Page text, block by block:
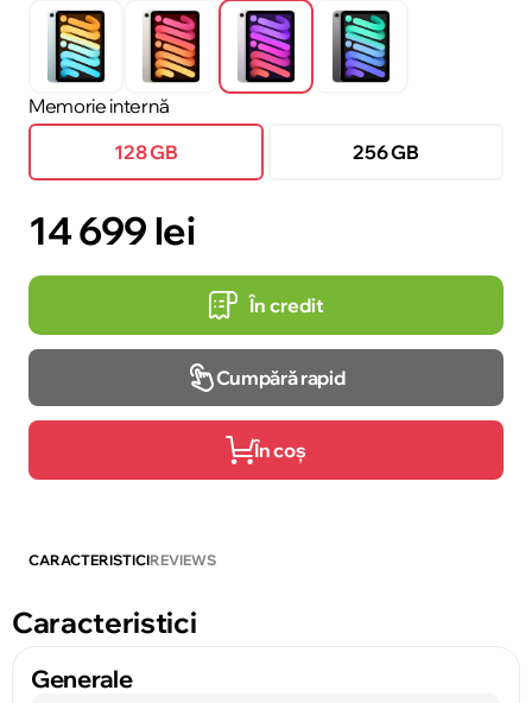
Memorie internă
128 GB
256 GB
14 699 lei
În credit
Cumpără rapid
În coș
CARACTERISTICIREVIEWS
Caracteristici
Generale